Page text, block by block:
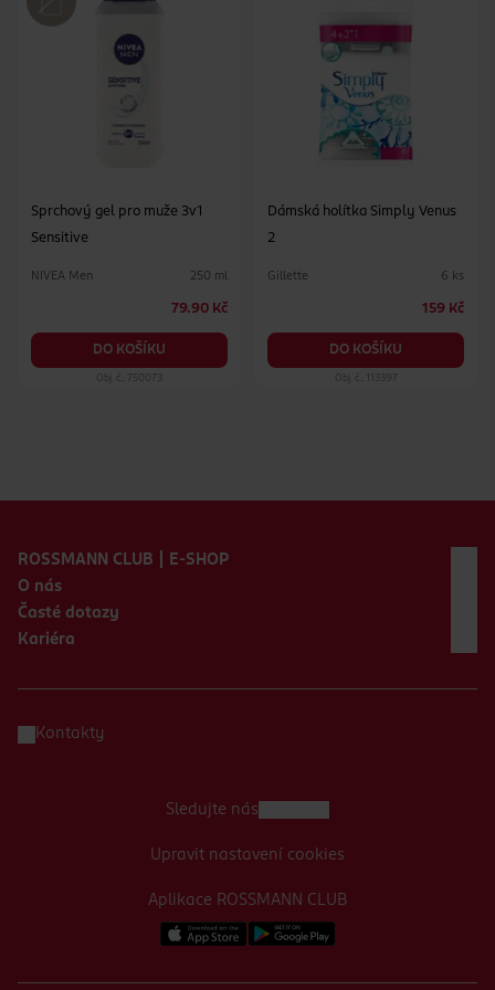
Sprchový gel pro muže 3v1
Sensitive
NIVEA Men 250 ml
79.90 Kč
DO KOŠÍKU
Dámská holítka Simply Venus
2
Gillette 6 ks
159 Kč
DO KOŠÍKU
Obj. č.: 113397
ROSSMANN CLUB | E-SHOP
O nás
Časté dotazy
Kariéra
Kontakty
Aplikace ROSSMANN CLUB
Sledujte nás
Upravit nastavení cookies